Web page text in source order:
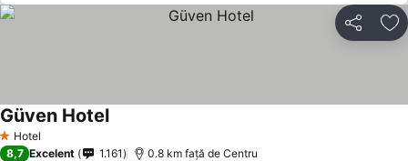
Distribuiți
1 Stele
Hotel
Güven HotelVedeți prețurile
8,7 Excelent 1.161 0.8 km faţă de Centru